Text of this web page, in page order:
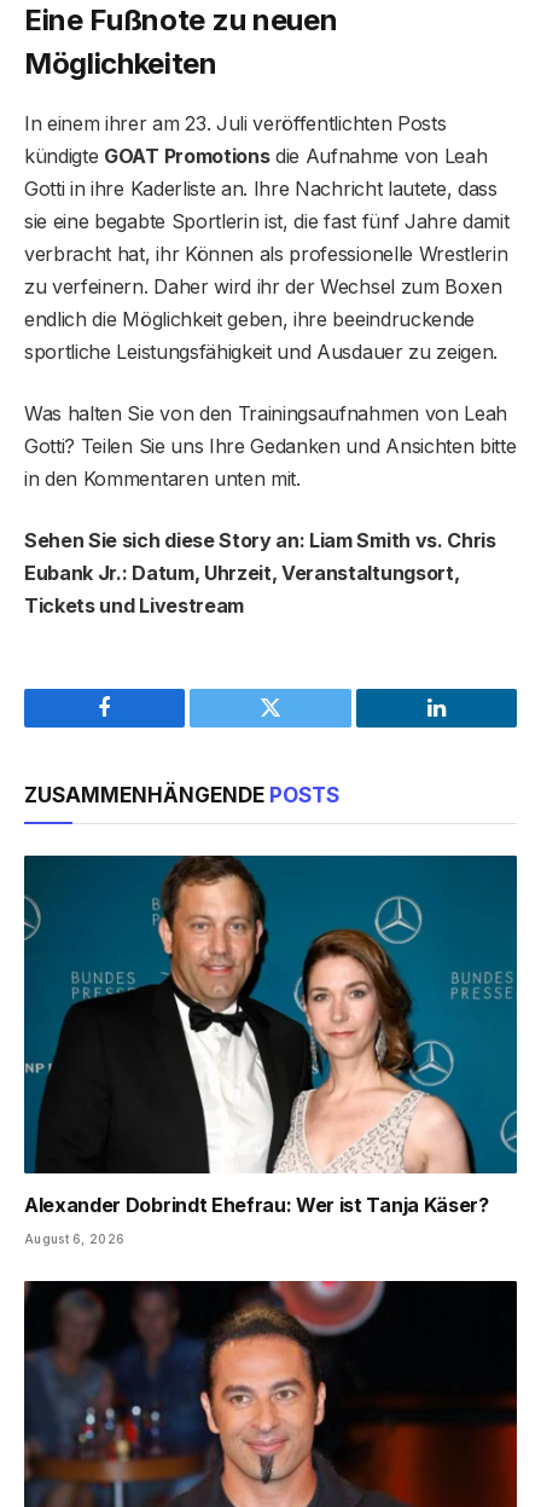
Eine Fußnote zu neuen
Möglichkeiten
In einem ihrer am 23. Juli veröffentlichten Posts
kündigte GOAT Promotionsdie Aufnahme von Leah
Gotti in ihre Kaderliste an. Ihre Nachricht lautete, dass
sie eine begabte Sportlerin ist, die fast fünf Jahre damit
verbracht hat, ihr Können als professionelle Wrestlerin
zu verfeinern. Daher wird ihr der Wechsel zum Boxen
endlich die Möglichkeit geben, ihre beeindruckende
sportliche Leistungsfähigkeit und Ausdauer zu zeigen.
Was halten Sie von den Trainingsaufnahmen von Leah
Gotti? Teilen Sie uns Ihre Gedanken und Ansichten bitte
in den Kommentaren unten mit.
Sehen Sie sich diese Story an: Liam Smith vs. Chris
Eubank Jr.: Datum, Uhrzeit, Veranstaltungsort,
Tickets und Livestream
Facebook Twitter LinkedIn
ZUSAMMENHÄNGENDE POSTS
Alexander Dobrindt Ehefrau: Wer ist Tanja Käser?
August 6, 2026